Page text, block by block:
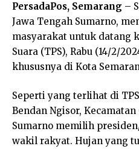
PersadaPos, Semarang –
Jawa Tengah Sumarno,
masyarakat untuk datang
Suara (TPS), Rabu (14/2/
khususnya di Kota
Seperti yang terlihat di
Bendan Ngisor,
Sumarno memilih
wakil rakyat. Hujan yang